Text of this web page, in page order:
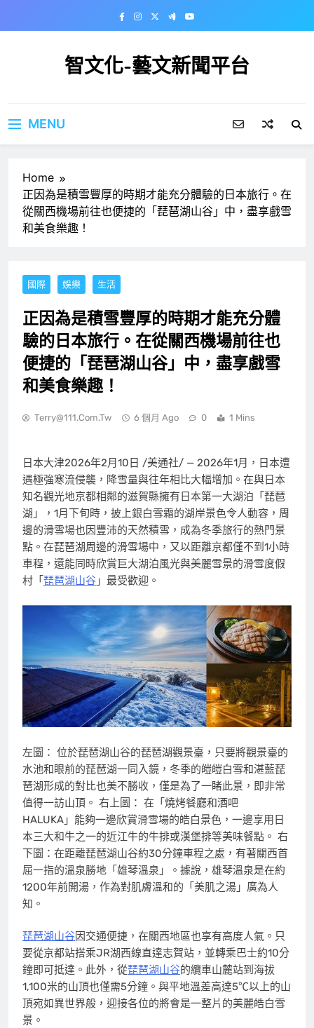
智文化-藝文新聞平台
MENU
Home
正因為是積雪豐厚的時期才能充分體驗的日本旅行。在
從關西機場前往也便捷的「琵琶湖山谷」中，盡享戲雪
和美食樂趣！
國際 娛樂 生活
正因為是積雪豐厚的時期才能充分體
驗的日本旅行。在從關西機場前往也
便捷的「琵琶湖山谷」中，盡享戲雪
和美食樂趣！
Terry@111.com.tw 6 個月 Ago 0 1 Mins
日本大津2026年2月10日 /美通社/ — 2026年1月，日本遭
遇極強寒流侵襲，降雪量與往年相比大幅增加。在與日本
知名觀光地京都相鄰的滋賀縣擁有日本第一大湖泊「琵琶
湖」，1月下旬時，披上銀白雪霜的湖岸景色令人動容，周
邊的滑雪場也因豐沛的天然積雪，成為冬季旅行的熱門景
點。在琵琶湖周邊的滑雪場中，又以距離京都僅不到1小時
車程，還能同時欣賞巨大湖泊風光與美麗雪景的滑雪度假
村「 琵琶湖山谷 」最受歡迎。
左圖： 位於琵琶湖山谷的琵琶湖觀景臺，只要將觀景臺的
水池和眼前的琵琶湖一同入鏡，冬季的皚皚白雪和湛藍琵
琶湖形成的對比也美不勝收，僅是為了一睹此景，即非常
值得一訪山頂。 右上圖： 在「燒烤餐廳和酒吧
HALUKA」能夠一邊欣賞滑雪場的皓白景色，一邊享用日
本三大和牛之一的近江牛的牛排或漢堡排等美味餐點。 右
下圖：在距離琵琶湖山谷約30分鐘車程之處，有著關西首
屈一指的溫泉勝地「雄琴溫泉」。據說，雄琴溫泉是在約
1200年前開湯，作為對肌膚溫和的「美肌之湯」廣為人
知。
琵琶湖山谷 因交通便捷，在關西地區也享有高度人氣。只
要從京都站搭乘JR湖西線直達志賀站，並轉乘巴士約10分
鐘即可抵達。此外，從琵琶湖山谷的纜車山麓站到海拔
1,100米的山頂也僅需5分鐘。與平地溫差高達5℃以上的山
頂宛如異世界般，迎接各位的將會是一整片的美麗皓白雪
景。